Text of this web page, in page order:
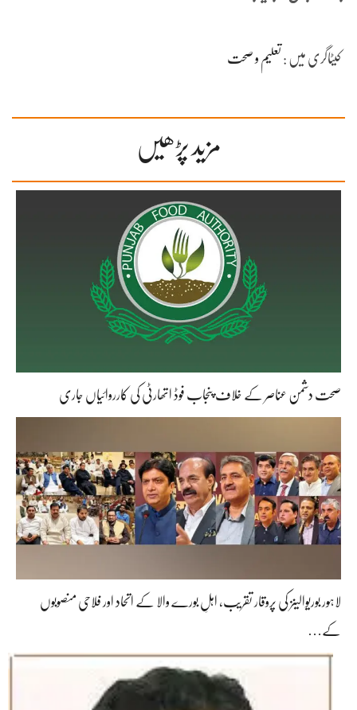
کیٹاگری میں : تعلیم و صحت
مزید پڑھیں
صحت دشمن عناصر کے خلاف پنجاب فوڈ اتھارٹی کی کارروائیاں جاری
لاہور بوریوالینز کی پروقار تقریب، اہلِ بورے والا کے اتحاد اور فلاحی منصوبوں
کے…